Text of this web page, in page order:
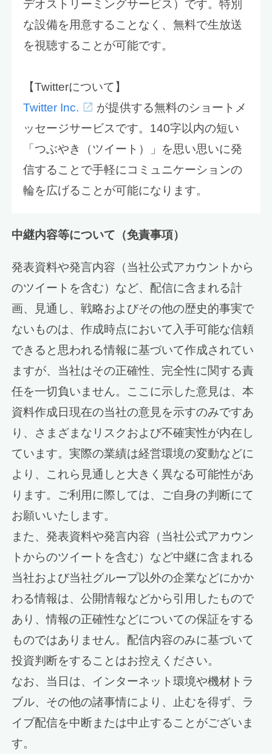
デオストリーミングサービス）です。特別
な設備を用意することなく、無料で生放送
を視聴することが可能です。
【Twitterについて】
Twitter Inc.
が提供する無料のショートメ
ッセージサービスです。140字以内の短い
「つぶやき（ツイート）」を思い思いに発
信することで手軽にコミュニケーションの
輪を広げることが可能になります。
中継内容等について（免責事項）
発表資料や発言内容（当社公式アカウントから
のツイートを含む）など、配信に含まれる計
画、見通し、戦略およびその他の歴史的事実で
ないものは、作成時点において入手可能な信頼
できると思われる情報に基づいて作成されてい
ますが、当社はその正確性、完全性に関する責
任を一切負いません。ここに示した意見は、本
資料作成日現在の当社の意見を示すのみですあ
り、さまざまなリスクおよび不確実性が内在し
ています。実際の業績は経営環境の変動などに
より、これら見通しと大きく異なる可能性があ
ります。ご利用に際しては、ご自身の判断にて
お願いいたします。
また、発表資料や発言内容（当社公式アカウン
トからのツイートを含む）など中継に含まれる
当社および当社グループ以外の企業などにかか
わる情報は、公開情報などから引用したもので
あり、情報の正確性などについての保証をする
ものではありません。配信内容のみに基づいて
投資判断をすることはお控えください。
なお、当日は、インターネット環境や機材トラ
ブル、その他の諸事情により、止むを得ず、ラ
イブ配信を中断または中止することがございま
す。